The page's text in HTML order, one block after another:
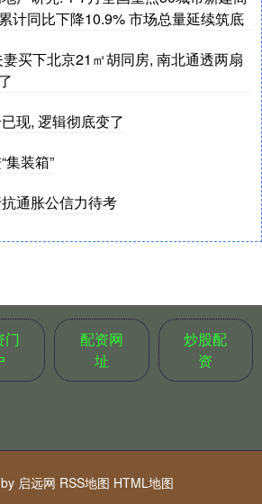
计同比下降10.9% 市场总量延续筑底
买下北京21㎡胡同房, 南北通透两扇
现, 逻辑彻底变了
集装箱”
通胀公信力待考
门
配资网
址
炒股配
资
启远网 RSS地图 HTML地图